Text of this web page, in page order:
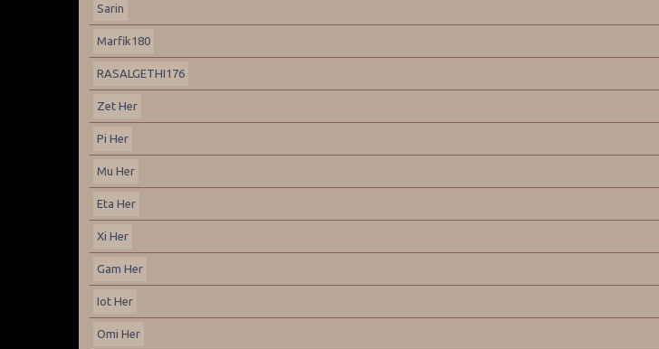
Sarin
Marfik180
RASALGETHI176
Zet Her
Pi Her
Mu Her
Eta Her
Xi Her
Gam Her
Iot Her
Omi Her